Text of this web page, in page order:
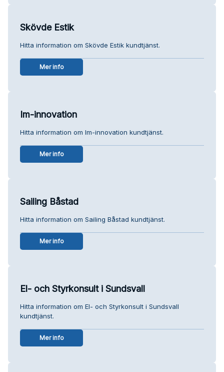
Skövde Estik
Hitta information om Skövde Estik kundtjänst.
Mer info
Im-innovation
Hitta information om Im-innovation kundtjänst.
Mer info
Sailing Båstad
Hitta information om Sailing Båstad kundtjänst.
Mer info
El- och Styrkonsult i Sundsvall
Hitta information om El- och Styrkonsult i Sundsvall
kundtjänst.
Mer info